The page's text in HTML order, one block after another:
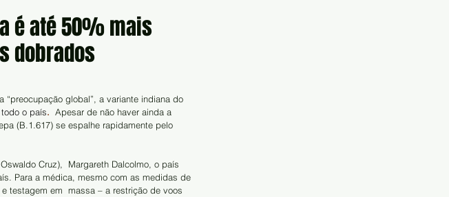
é até 50% mais
dobrados
global”, a variante indiana do
o país.
  Apesar de não haver ainda a
(B.1.617) se espalhe rapidamente pelo
Cruz),  Margareth Dalcolmo, o país
Para a médica, mesmo com as medidas de
testagem em  massa – a restrição de voos